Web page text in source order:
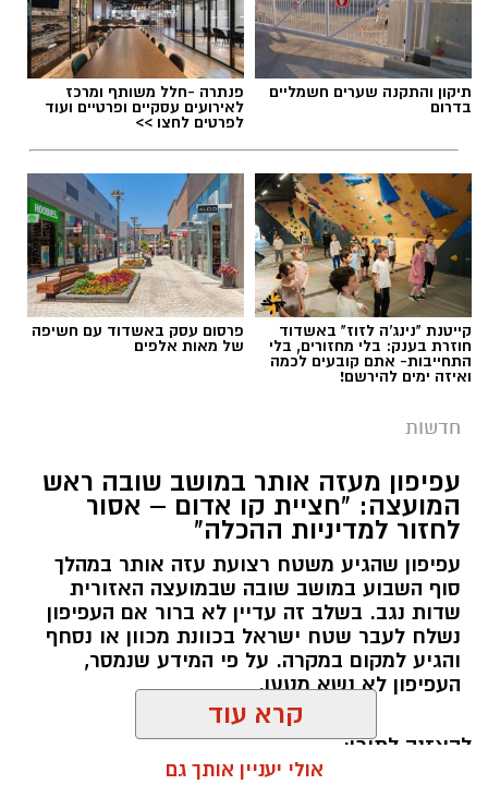
תיקון והתקנה שערים חשמליים
בדרום
פנתרה -חלל משותף ומרכז
לאירועים עסקיים ופרטיים ועוד
לפרטים לחצו >>
קייטנת "נינג'ה לזוז" באשדוד
חוזרת בענק: בלי מחזורים, בלי
התחייבות- אתם קובעים לכמה
ואיזה ימים להירשם!
פרסום עסק באשדוד עם חשיפה
של מאות אלפים
חדשות
עפיפון מעזה אותר במושב שובה ראש
המועצה: "חציית קו אדום – אסור
לחזור למדיניות ההכלה"
עפיפון שהגיע משטח רצועת עזה אותר במהלך
סוף השבוע במושב שובה שבמועצה האזורית
שדות נגב. בשלב זה עדיין לא ברור אם העפיפון
נשלח לעבר שטח ישראל בכוונת מכוון או נסחף
והגיע למקום במקרה. על פי המידע שנמסר,
העפיפון לא נשא מטען.
להאזנה לתוכן:
קרא עוד
אולי יעניין אותך גם